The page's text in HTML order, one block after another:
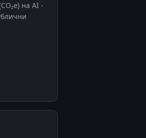
на AI -